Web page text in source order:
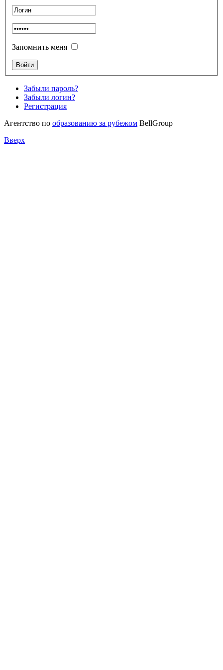
Запомнить меня
Забыли пароль?
Забыли логин?
Регистрация
Агентство по образованию за рубежом BellGroup
Вверх